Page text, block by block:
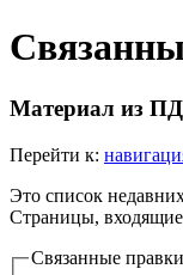
Материал из
Перейти к:
Это список
Страницы,
Связанные правки